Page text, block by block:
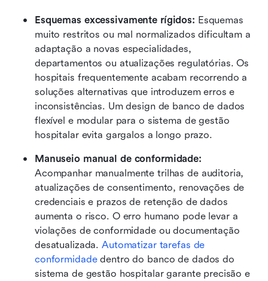
Esquemas excessivamente rígidos: Esquemas
muito restritos ou mal normalizados dificultam a
adaptação a novas especialidades,
departamentos ou atualizações regulatórias. Os
hospitais frequentemente acabam recorrendo a
soluções alternativas que introduzem erros e
inconsistências. Um design de banco de dados
flexível e modular para o sistema de gestão
hospitalar evita gargalos a longo prazo.
Acompanhar manualmente trilhas de auditoria,
atualizações de consentimento, renovações de
credenciais e prazos de retenção de dados
aumenta o risco. O erro humano pode levar a
violações de conformidade ou documentação
desatualizada. Automatizar tarefas de
conformidade dentro do banco de dados do
sistema de gestão hospitalar garante precisão e